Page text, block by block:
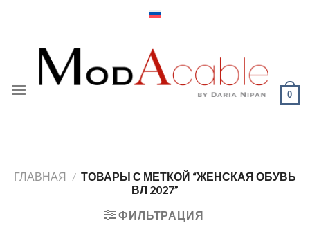
0
ГЛАВНАЯ / ТОВАРЫ С МЕТКОЙ “ЖЕНСКАЯ ОБУВЬ
ВЛ 2027”
ФИЛЬТРАЦИЯ